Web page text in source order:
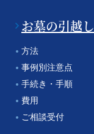
お墓の引越し
方法
事例別注意点
手続き・手順
費用
ご相談受付